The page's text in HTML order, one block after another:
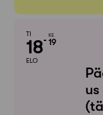
TI
18
ELO
KE
19